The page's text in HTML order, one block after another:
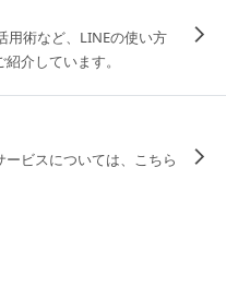
用術など、LINEの使い方
介しています。
ビスについては、こちら